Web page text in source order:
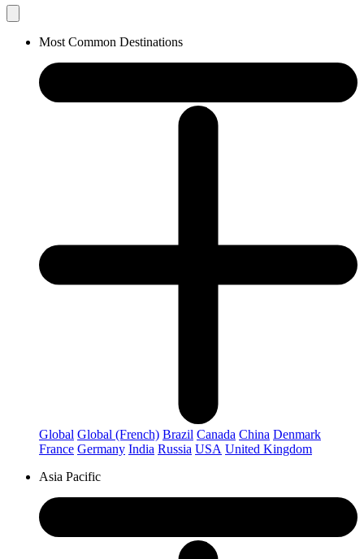
Most Common Destinations
Global Global (French) Brazil Canada China Denmark
France Germany India Russia USA United Kingdom
Asia Pacific